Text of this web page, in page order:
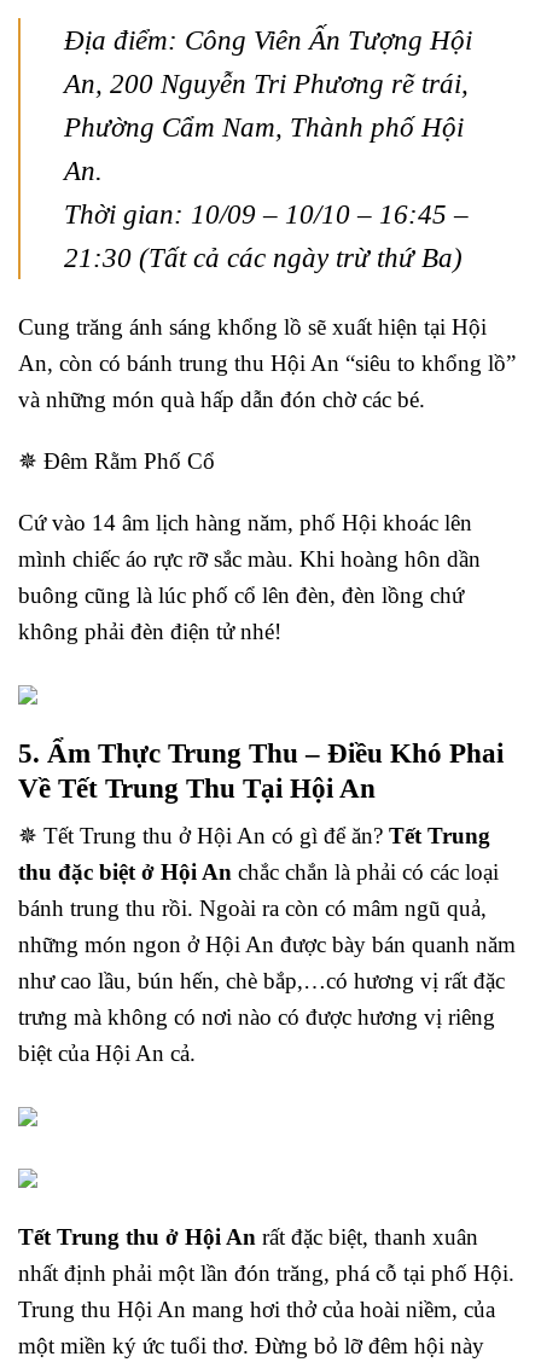
Địa điểm: Công Viên Ấn Tượng Hội
An, 200 Nguyễn Tri Phương rẽ trái,
Phường Cẩm Nam, Thành phố Hội
An.
Thời gian: 10/09 – 10/10 – 16:45 –
21:30 (Tất cả các ngày trừ thứ Ba)
Cung trăng ánh sáng khổng lồ sẽ xuất hiện tại Hội
An, còn có bánh trung thu Hội An “siêu to khổng lồ”
và những món quà hấp dẫn đón chờ các bé.
✵ Đêm Rằm Phố Cổ
Cứ vào 14 âm lịch hàng năm, phố Hội khoác lên
mình chiếc áo rực rỡ sắc màu. Khi hoàng hôn dần
buông cũng là lúc phố cổ lên đèn, đèn lồng chứ
không phải đèn điện tử nhé!
5. Ẩm Thực Trung Thu – Điều Khó Phai
Về Tết Trung Thu Tại Hội An
✵ Tết Trung thu ở Hội An có gì để ăn? Tết Trung
thu đặc biệt ở Hội An chắc chắn là phải có các loại
bánh trung thu rồi. Ngoài ra còn có mâm ngũ quả,
những món ngon ở Hội An được bày bán quanh năm
như cao lầu, bún hến, chè bắp,…có hương vị rất đặc
trưng mà không có nơi nào có được hương vị riêng
biệt của Hội An cả.
Tết Trung thu ở Hội An rất đặc biệt, thanh xuân
nhất định phải một lần đón trăng, phá cỗ tại phố Hội.
Trung thu Hội An mang hơi thở của hoài niềm, của
một miền ký ức tuổi thơ. Đừng bỏ lỡ đêm hội này